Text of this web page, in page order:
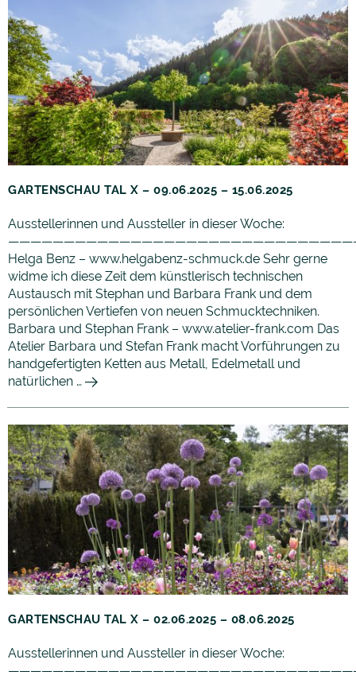
GARTENSCHAU TAL X – 09.06.2025 – 15.06.2025
Ausstellerinnen und Aussteller in dieser Woche:
Helga Benz – www.helgabenz-schmuck.de Sehr gerne
widme ich diese Zeit dem künstlerisch technischen
Austausch mit Stephan und Barbara Frank und dem
persönlichen Vertiefen von neuen Schmucktechniken.
Barbara und Stephan Frank – www.atelier-frank.com Das
Atelier Barbara und Stefan Frank macht Vorführungen zu
handgefertigten Ketten aus Metall, Edelmetall und
natürlichen …
GARTENSCHAU TAL X – 02.06.2025 – 08.06.2025
Ausstellerinnen und Aussteller in dieser Woche: